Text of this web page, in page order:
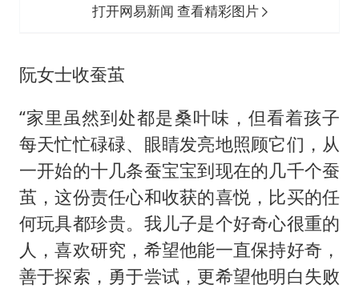
打开网易新闻 查看精彩图片
阮女士收蚕茧
“家里虽然到处都是桑叶味，但看着孩子
每天忙忙碌碌、眼睛发亮地照顾它们，从
一开始的十几条蚕宝宝到现在的几千个蚕
茧，这份责任心和收获的喜悦，比买的任
何玩具都珍贵。我儿子是个好奇心很重的
人，喜欢研究，希望他能一直保持好奇，
善于探索，勇于尝试，更希望他明白失败